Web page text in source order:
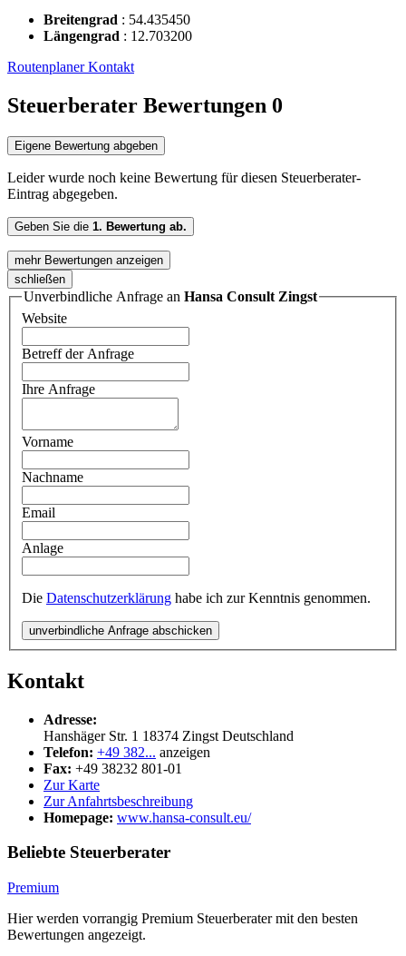
Breitengrad : 54.435450
Längengrad : 12.703200
RoutenplanerKontakt
Steuerberater Bewertungen 0
Eigene Bewertung abgeben
Leider wurde noch keine Bewertung für diesen Steuerberater-
Eintrag abgegeben.
Geben Sie die 1. Bewertung ab.
mehr Bewertungen anzeigen
schließen
Unverbindliche Anfrage an Hansa Consult Zingst
Website
Betreff der Anfrage
Ihre Anfrage
Vorname
Nachname
Email
Anlage
Die Datenschutzerklärung habe ich zur Kenntnis genommen.
unverbindliche Anfrage abschicken
Kontakt
Adresse:
Hanshäger Str. 1 18374 Zingst Deutschland
Telefon: +49 382... anzeigen
Fax: +49 38232 801-01
Zur Karte
Zur Anfahrtsbeschreibung
Homepage: www.hansa-consult.eu/
Beliebte Steuerberater
Premium
Hier werden vorrangig Premium Steuerberater mit den besten
Bewertungen angezeigt.